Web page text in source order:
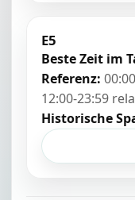
E5
Beste Zeit im
Referenz:
12:00-23:59
Historische